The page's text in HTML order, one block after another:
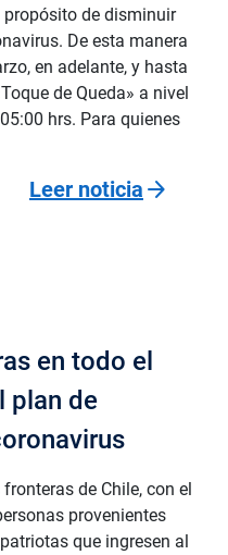
de disminuir
De esta manera
en adelante, y hasta
de Queda» a nivel
hrs. Para quienes
Leer noticia arrow_forward
en todo el
plan de
de Chile, con el
provenientes
que ingresen al